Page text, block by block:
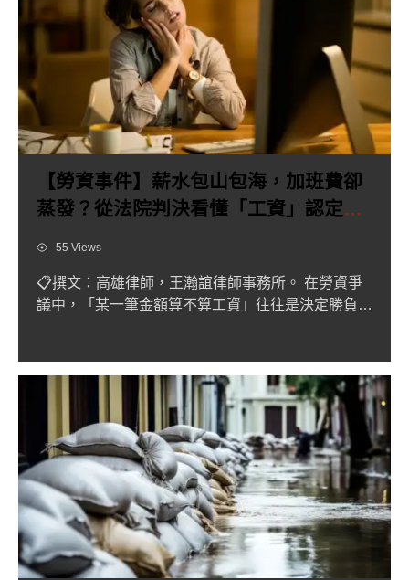
【勞資事件】薪水包山包海，加班費卻
蒸發？從法院判決看懂「工資」認定與
Views55 Views
📋撰文：高雄律師，王瀚誼律師事務所。 在勞資爭
議中，「某一筆金額算不算工資」往往是決定勝負的